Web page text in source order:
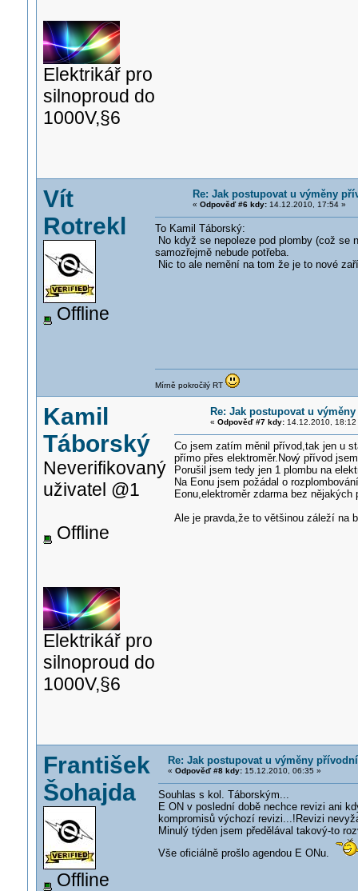
Elektrikář pro
silnoproud do
1000V,§6
Vít
Rotrekl
Offline
Re: Jak postupovat u výměny
« Odpověď #6 kdy:14.12.2010, 17:54 »
To Kamil Táborský:
No když se nepoleze pod plomby (což
samozřejmě nebude potřeba.
Nic to ale nemění na tom že je to nové
Mírně pokročilý RT
Kamil
Táborský
Neverifikovaný
uživatel @1
Offline
Elektrikář pro
silnoproud do
1000V,§6
Re: Jak postupovat u
« Odpověď #7 kdy:14.12.2010, 18:12
Co jsem zatím měnil přívod,tak jen u
přímo přes elektroměr.Nový přívod
Porušil jsem tedy jen 1 plombu na
Na Eonu jsem požádal o
Eonu,elektroměr zdarma bez nějakých
Ale je pravda,že to většinou záleží na
František
Šohajda
Offline
Re: Jak postupovat u výměny
« Odpověď #8 kdy:15.12.2010, 06:35 »
Souhlas s kol. Táborským...
E ON v poslední době nechce revizi ani
kompromisů výchozí revizi...!Revizi
Minulý týden jsem předělával takový-to
Vše oficiálně prošlo agendou E ONu.